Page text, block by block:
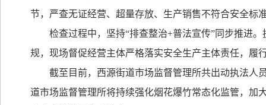
节，严查无证经营、超量存放、生产销售不符合安全标
检查过程中，坚持“排查整治+普法宣传”同步推进
规，现场督促经营主体严格落实安全生产主体责任，履
截至目前，西源街道市场监督管理所共出动执法人
道市场监督管理所将持续强化烟花爆竹常态化监管，加